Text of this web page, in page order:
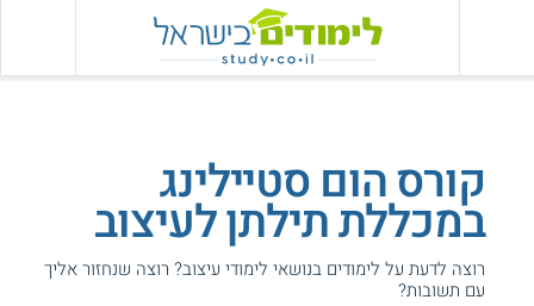
קורס הום סטיילינג
במכללת תילתן לעיצוב
רוצה לדעת על לימודים בנושאי לימודי עיצוב? רוצה שנחזור אליך
עם תשובות?